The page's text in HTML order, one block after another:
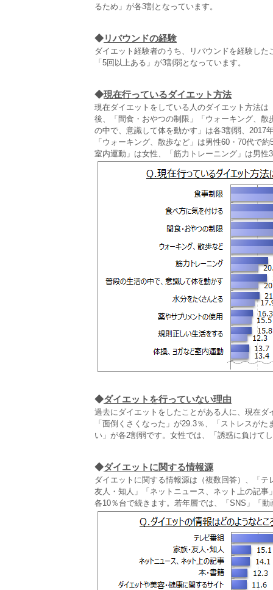
るため」が各3割となっています。
◆リバウンドの経験
ダイエット経験者のうち、リバウンドを経験し
「5回以上ある」が3割弱となっています。
◆現在行っているダイエット方法
現在ダイエットをしている人のダイエット方法
後、「間食・おやつの制限」「ウォーキング、
の中で、意識して体を動かす」は各3割弱、2017
「ウォーキング、散歩など」は男性60・70代で
室内運動」は女性、「筋力トレーニング」は男
◆ダイエットを行っていない理由
過去にダイエットをしたことがある人に、現在
「面倒くさくなった」が29.3％、「ストレスが
い」が各2割弱です。女性では、「誘惑に負けて
◆ダイエットに関する情報源
ダイエットに関する情報源は（複数回答）、「
友人・知人」「ネットニュース、ネット上の記
各10％台で続きます。若年層では、「SNS」「